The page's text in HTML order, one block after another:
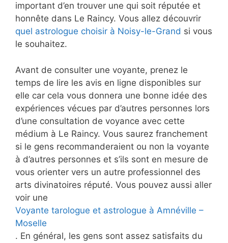
important d’en trouver une qui soit réputée et
honnête dans Le Raincy. Vous allez découvrir
quel astrologue choisir à Noisy-le-Grand si vous
le souhaitez.
Avant de consulter une voyante, prenez le
temps de lire les avis en ligne disponibles sur
elle car cela vous donnera une bonne idée des
expériences vécues par d’autres personnes lors
d’une consultation de voyance avec cette
médium à Le Raincy. Vous saurez franchement
si le gens recommanderaient ou non la voyante
à d’autres personnes et s’ils sont en mesure de
vous orienter vers un autre professionnel des
arts divinatoires réputé. Vous pouvez aussi aller
voir une
Voyante tarologue et astrologue à Amnéville –
Moselle
. En général, les gens sont assez satisfaits du